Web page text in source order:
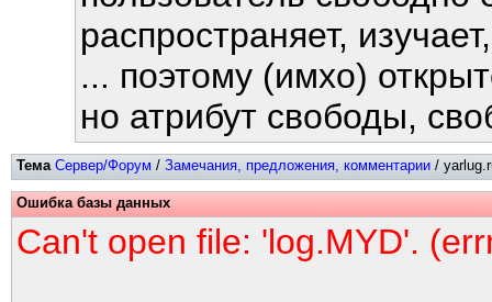
распространяет,
... поэтому (имхо)
но атрибут свободы,
Тема Сервер/Форум / Замечания, предложения, комментарии /
Ошибка базы данных
Can't open file: 'log.MYD'.